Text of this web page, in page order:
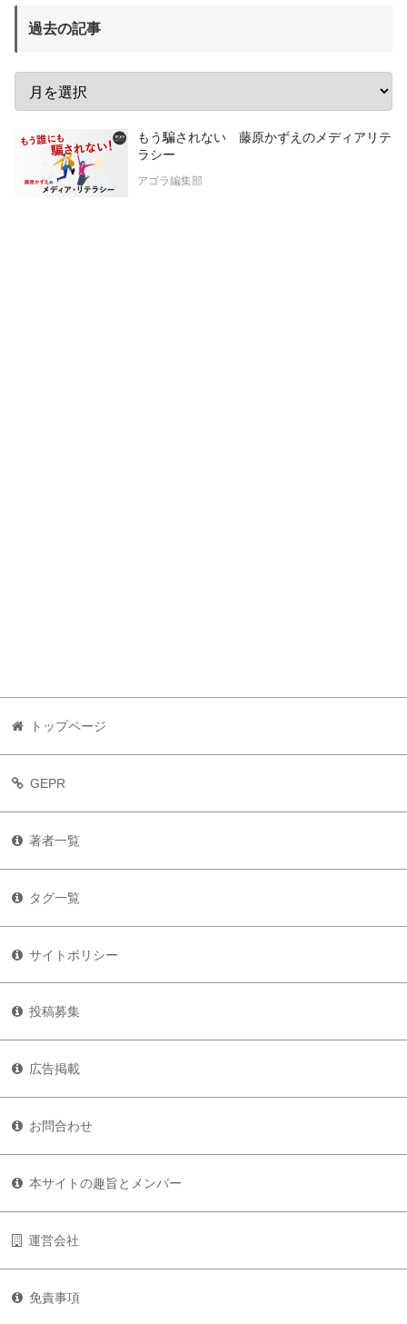
過去の記事
もう騙されない 藤原かずえのメディアリテ
ラシー
アゴラ編集部
トップページ
GEPR
著者一覧
タグ一覧
サイトポリシー
投稿募集
広告掲載
お問合わせ
本サイトの趣旨とメンバー
運営会社
免責事項